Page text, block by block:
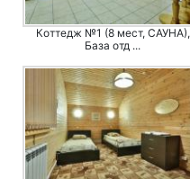
Коттедж №1 (8 мест, САУНА),
База отд ...